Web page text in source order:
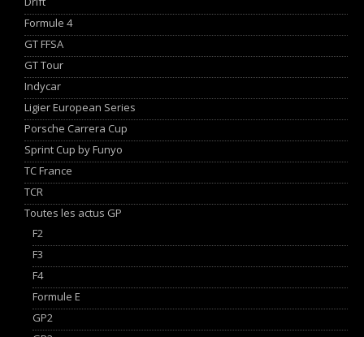
Formule 4
GT FFSA
GT Tour
Indycar
Ligier European Series
Porsche Carrera Cup
Sprint Cup by Funyo
TC France
TCR
Toutes les actus GP
F2
F3
F4
Formule E
GP2